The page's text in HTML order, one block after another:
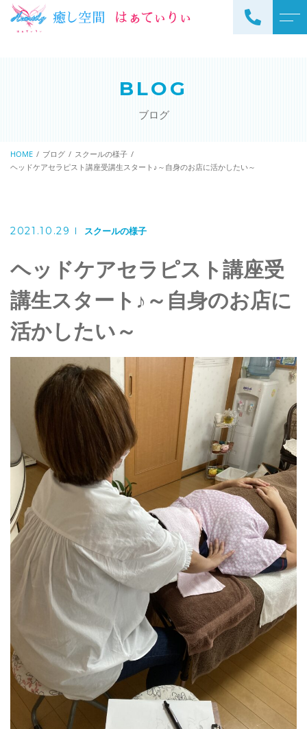
当サロンについて
サロンメニュー
スクールメニュー
よくある質問
ブログ
ご予約・お問い合わせ
098-973-7837
RESERVE
LINEからのご予約
友だち追加はこちら
BLOG
ブログ
HOME ブログ
スクールの様子
ヘッドケアセラピスト講座受講生スタート♪～自身のお店に活かしたい～
2021.10.29 スクールの様子
ヘッドケアセラピスト講座受
講生スタート♪～自身のお店に
活かしたい～